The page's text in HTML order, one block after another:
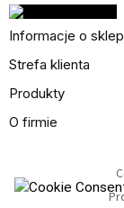
Informacje o
Strefa klienta
Produkty
O firmie